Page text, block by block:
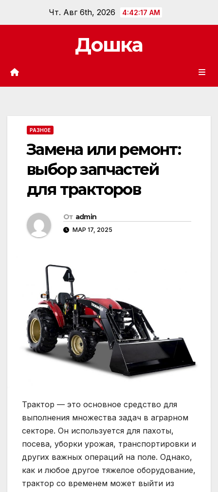
Чт. Авг 6th, 2026 4:42:18 AM
Дошка
РАЗНОЕ
Замена или ремонт:
выбор запчастей
для тракторов
От admin
МАР 17, 2025
Трактор — это основное средство для
выполнения множества задач в аграрном
секторе. Он используется для пахоты,
посева, уборки урожая, транспортировки и
других важных операций на поле. Однако,
как и любое другое тяжелое оборудование,
трактор со временем может выйти из